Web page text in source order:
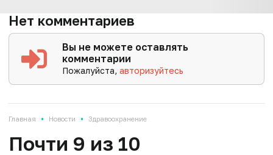
Нет комментариев
Вы не можете оставлять
комментарии
Пожалуйста,авторизуйтесь
Главная • Новости • Здравоохранение
Почти 9 из 10